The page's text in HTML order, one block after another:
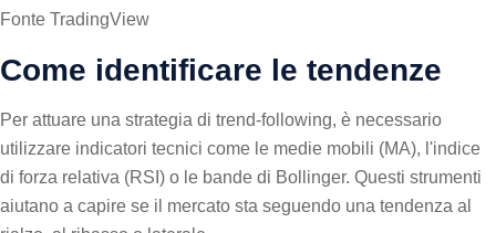
Fonte TradingView
Come identificare le tendenze
Per attuare una strategia di trend-following, è necessario
utilizzare indicatori tecnici come le medie mobili (MA), l'indice
di forza relativa (RSI) o le bande di Bollinger. Questi strumenti
aiutano a capire se il mercato sta seguendo una tendenza al